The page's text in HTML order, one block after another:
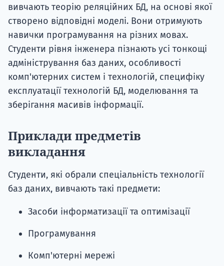
вивчають теорію реляційних БД, на основі якої
створено відповідні моделі. Вони отримують
навички програмування на різних мовах.
Студенти рівня інженера пізнають усі тонкощі
адміністрування баз даних, особливості
комп'ютерних систем і технологій, специфіку
експлуатації технологій БД, моделювання та
зберігання масивів інформації.
Приклади предметів
викладання
Студенти, які обрали спеціальність технології
баз даних, вивчають такі предмети:
Засоби інформатизації та оптимізації
Програмування
Комп'ютерні мережі